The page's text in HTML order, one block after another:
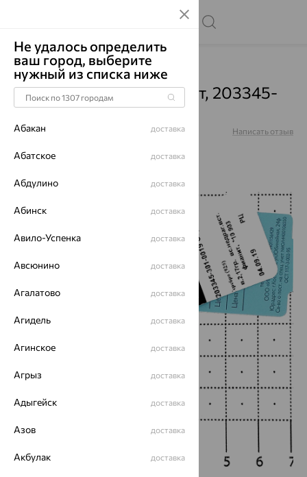
Главная Каталог Серьги Фианит
Серьги, серебро, фианит, 203345-
301-0019
Артикул: Написать отзыв
Не удалось определить
ваш город, выберите
нужный из списка ниже
Абакан доставка
Абатское доставка
Абдулино доставка
Абинск доставка
Авило-Успенка доставка
Авсюнино доставка
Агалатово доставка
Агидель доставка
Агинское доставка
Агрыз доставка
Адыгейск доставка
Азов доставка
Акбулак доставка